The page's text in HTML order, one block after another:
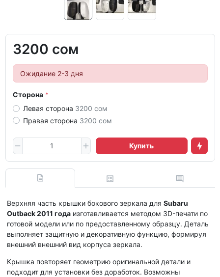
3200 сом
Ожидание 2-3 дня
Сторона
Левая сторона 3200 сом
Правая сторона 3200 сом
Купить
Верхняя часть крышки бокового зеркала для Subaru
Outback 2011 года изготавливается методом 3D-печати по
готовой модели или по предоставленному образцу. Деталь
выполняет защитную и декоративную функцию, формируя
внешний внешний вид корпуса зеркала.
Крышка повторяет геометрию оригинальной детали и
подходит для установки без доработок. Возможны